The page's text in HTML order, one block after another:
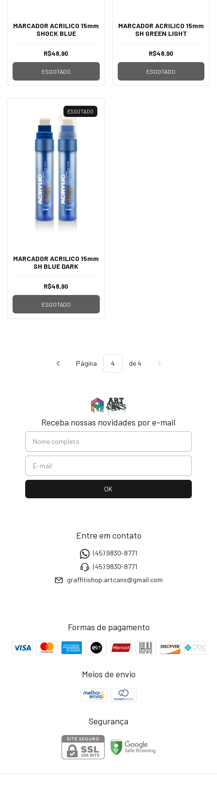
MARCADOR ACRILICO 15mm
SHOCK BLUE
R$48,90
ESGOTADO
MARCADOR ACRILICO 15mm
SH GREEN LIGHT
R$48,90
ESGOTADO
ESGOTADO
MARCADOR ACRILICO 15mm
SH BLUE DARK
R$48,90
ESGOTADO
Página de 4
Receba nossas novidades por e-mail
Entre em contato
(45) 9830-8771
(45) 9830-8771
graffitishop.artcans@gmail.com
Formas de pagamento
Meios de envio
Segurança